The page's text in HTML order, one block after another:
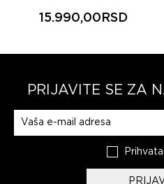
15.990,00RSD
PRIJAVITE SE ZA